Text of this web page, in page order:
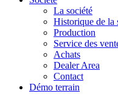
La société
Historique de la
Production
Service des
Achats
Dealer Area
Contact
Démo terrain